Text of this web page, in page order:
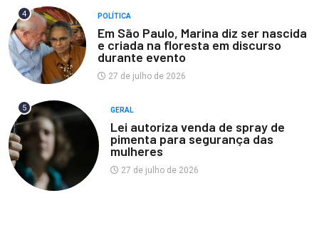
4 POLÍTICA
Em São Paulo, Marina diz ser nascida
e criada na floresta em discurso
durante evento
27 de julho de 2026
5 GERAL
Lei autoriza venda de spray de
pimenta para segurança das
mulheres
27 de julho de 2026